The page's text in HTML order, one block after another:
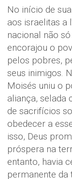
No início de
aos israelitas a
nacional não
encorajou o
pelos pobres,
seus inimigos.
Moisés uniu o
aliança, selada
de sacrifícios
obedecer a
isso, Deus
próspera na
entanto, havia
permanente da